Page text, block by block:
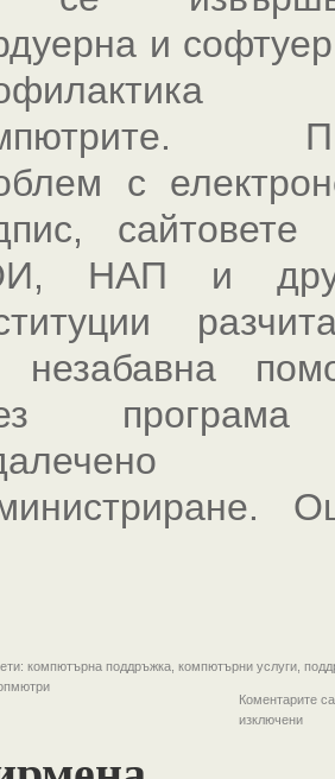
и
с
сайтовете
НАП и
незабавна
програма
компютърна поддръжка, компютърни услуги,
Коментарите са
изключени